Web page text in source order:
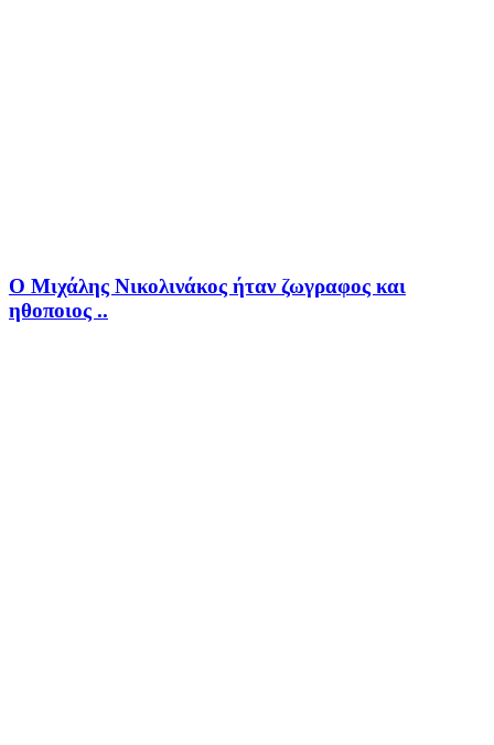
Ο Μιχάλης Νικολινάκος ήταν ζωγραφος και
ηθοποιος ..